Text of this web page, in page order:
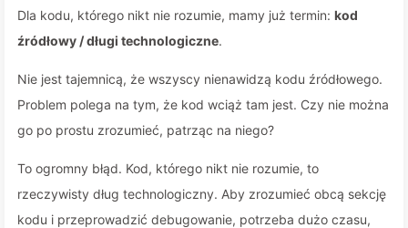
Dla kodu, którego nikt nie rozumie, mamy już termin: kod
źródłowy / długi technologiczne.
Nie jest tajemnicą, że wszyscy nienawidzą kodu źródłowego.
Problem polega na tym, że kod wciąż tam jest. Czy nie można
go po prostu zrozumieć, patrząc na niego?
To ogromny błąd. Kod, którego nikt nie rozumie, to
rzeczywisty dług technologiczny. Aby zrozumieć obcą sekcję
kodu i przeprowadzić debugowanie, potrzeba dużo czasu,